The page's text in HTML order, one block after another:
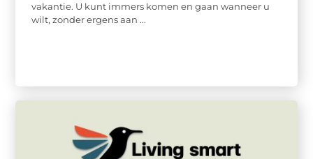
vakantie. U kunt immers komen en gaan wanneer u
wilt, zonder ergens aan ...